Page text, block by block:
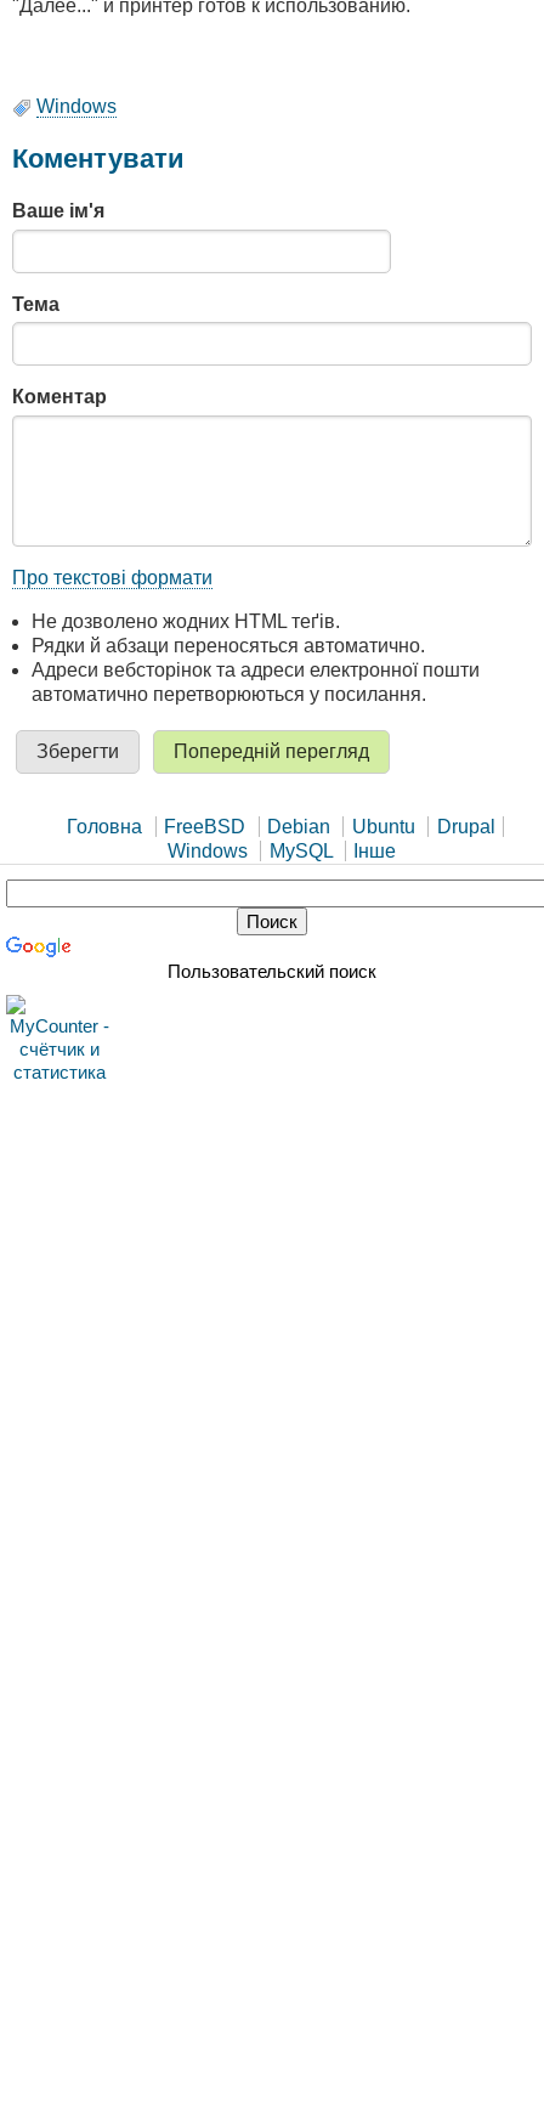
"Далее..." и принтер готов к использованию.
Windows
Коментувати
Ваше ім'я
Тема
Коментар
Про текстові формати
Не дозволено жодних HTML теґів.
Рядки й абзаци переносяться автоматично.
Адреси вебсторінок та адреси електронної пошти
автоматично перетворюються у посилання.
Головна FreeBSD Debian Ubuntu
Drupal
Windows
MySQL Інше
Пользовательский поиск